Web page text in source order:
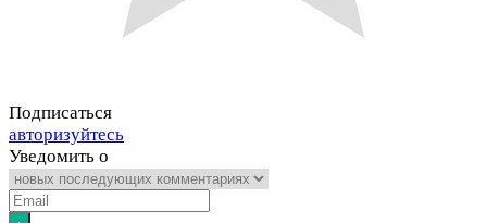
Подписаться
авторизуйтесь
Уведомить о